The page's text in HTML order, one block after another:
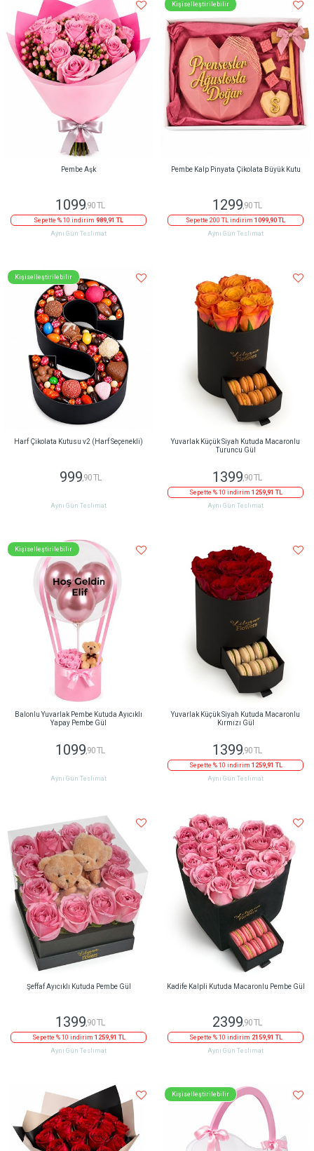
Pembe Aşk
1099,90 TL
Sepette % 10 indirim 989,91 TL
Aynı Gün Teslimat
Kişiselleştirilebilir
Pembe Kalp Pinyata Çikolata Büyük Kutu
1299,90 TL
Sepette 200 TL indirim 1099,90 TL
Aynı Gün Teslimat
Kişiselleştirilebilir
Harf Çikolata Kutusu v2 (Harf Seçenekli)
999,90 TL
Aynı Gün Teslimat
Yuvarlak Küçük Siyah Kutuda Macaronlu
Turuncu Gül
1399,90 TL
Sepette % 10 indirim 1259,91 TL
Aynı Gün Teslimat
Kişiselleştirilebilir
Balonlu Yuvarlak Pembe Kutuda Ayıcıklı
Yapay Pembe Gül
1099 ,90 TL
Aynı Gün Teslimat
Yuvarlak Küçük Siyah Kutuda Macaronlu
Kırmızı Gül
1399 ,90 TL
Sepette % 10 indirim 1259,91 TL
Aynı Gün Teslimat
Şeffaf Ayıcıklı Kutuda Pembe Gül
1399,90 TL
Sepette % 10 indirim 1259,91 TL
Aynı Gün Teslimat
Kadife Kalpli Kutuda Macaronlu Pembe Gül
2399,90 TL
Sepette % 10 indirim 2159,91 TL
Aynı Gün Teslimat
Kişiselleştirilebilir